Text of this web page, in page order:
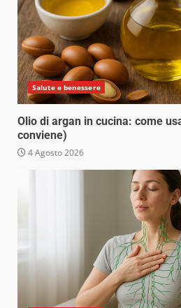
Salute e benessere
Olio di argan in cucina: come
conviene)
4 Agosto 2026